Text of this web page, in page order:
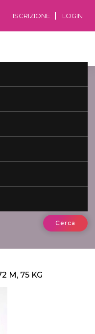
ISCRIZIONE LOGIN
Cerca
M, 75 KG